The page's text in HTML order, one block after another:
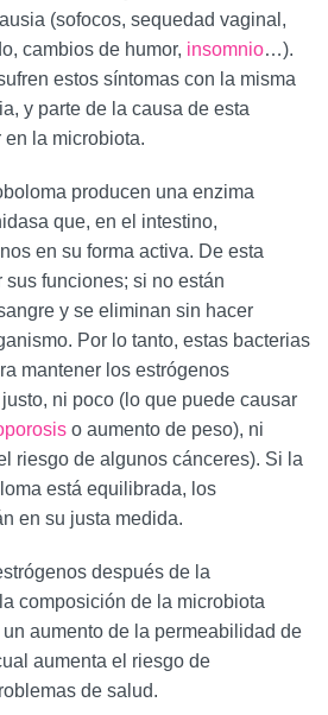
(sofocos, sequedad vaginal,
cambios de humor, insomnio…).
estos síntomas con la misma
y parte de la causa de esta
la microbiota.
producen una enzima
que, en el intestino,
en su forma activa. De esta
funciones; si no están
y se eliminan sin hacer
Por lo tanto, estas bacterias
mantener los estrógenos
ni poco (lo que puede causar
o aumento de peso), ni
riesgo de algunos cánceres). Si la
está equilibrada, los
en su justa medida.
después de la
composición de la microbiota
aumento de la permeabilidad de
aumenta el riesgo de
de salud.